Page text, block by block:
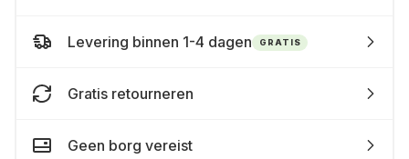
Levering binnen 1-4 dagen GRATIS
Gratis retourneren
Geen borg vereist